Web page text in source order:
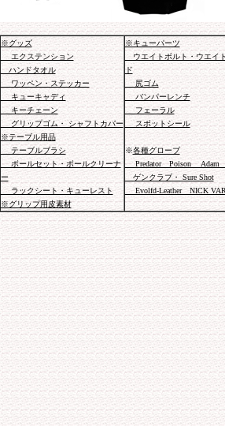
※グッズ
エクステンション
ハンドタオル
ワッペン・ステッカー
キューキャディ
キーチェーン
グリップゴム・ シャフトカバー
※テーブル用品
テーブルブラシ
ボールセット・ボールクリーナ
ー
ラックシート・キューレスト
※グリップ用皮素材
※キューパーツ
ウエイトボルト・ウエイ
ド
尻ゴム
バンパーレンチ
フェーラル
スポットシール
※各種グローブ
Predator Poison Adam
ゲンクラブ・ Sure Shot
Evolfd-Leather NICK